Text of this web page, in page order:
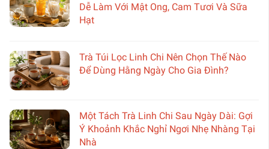
Dễ Làm Với Mật Ong, Cam Tươi Và Sữa
Hạt
Trà Túi Lọc Linh Chi Nên Chọn Thế Nào
Để Dùng Hằng Ngày Cho Gia Đình?
Một Tách Trà Linh Chi Sau Ngày Dài: Gợi
Ý Khoảnh Khắc Nghỉ Ngơi Nhẹ Nhàng Tại
Nhà